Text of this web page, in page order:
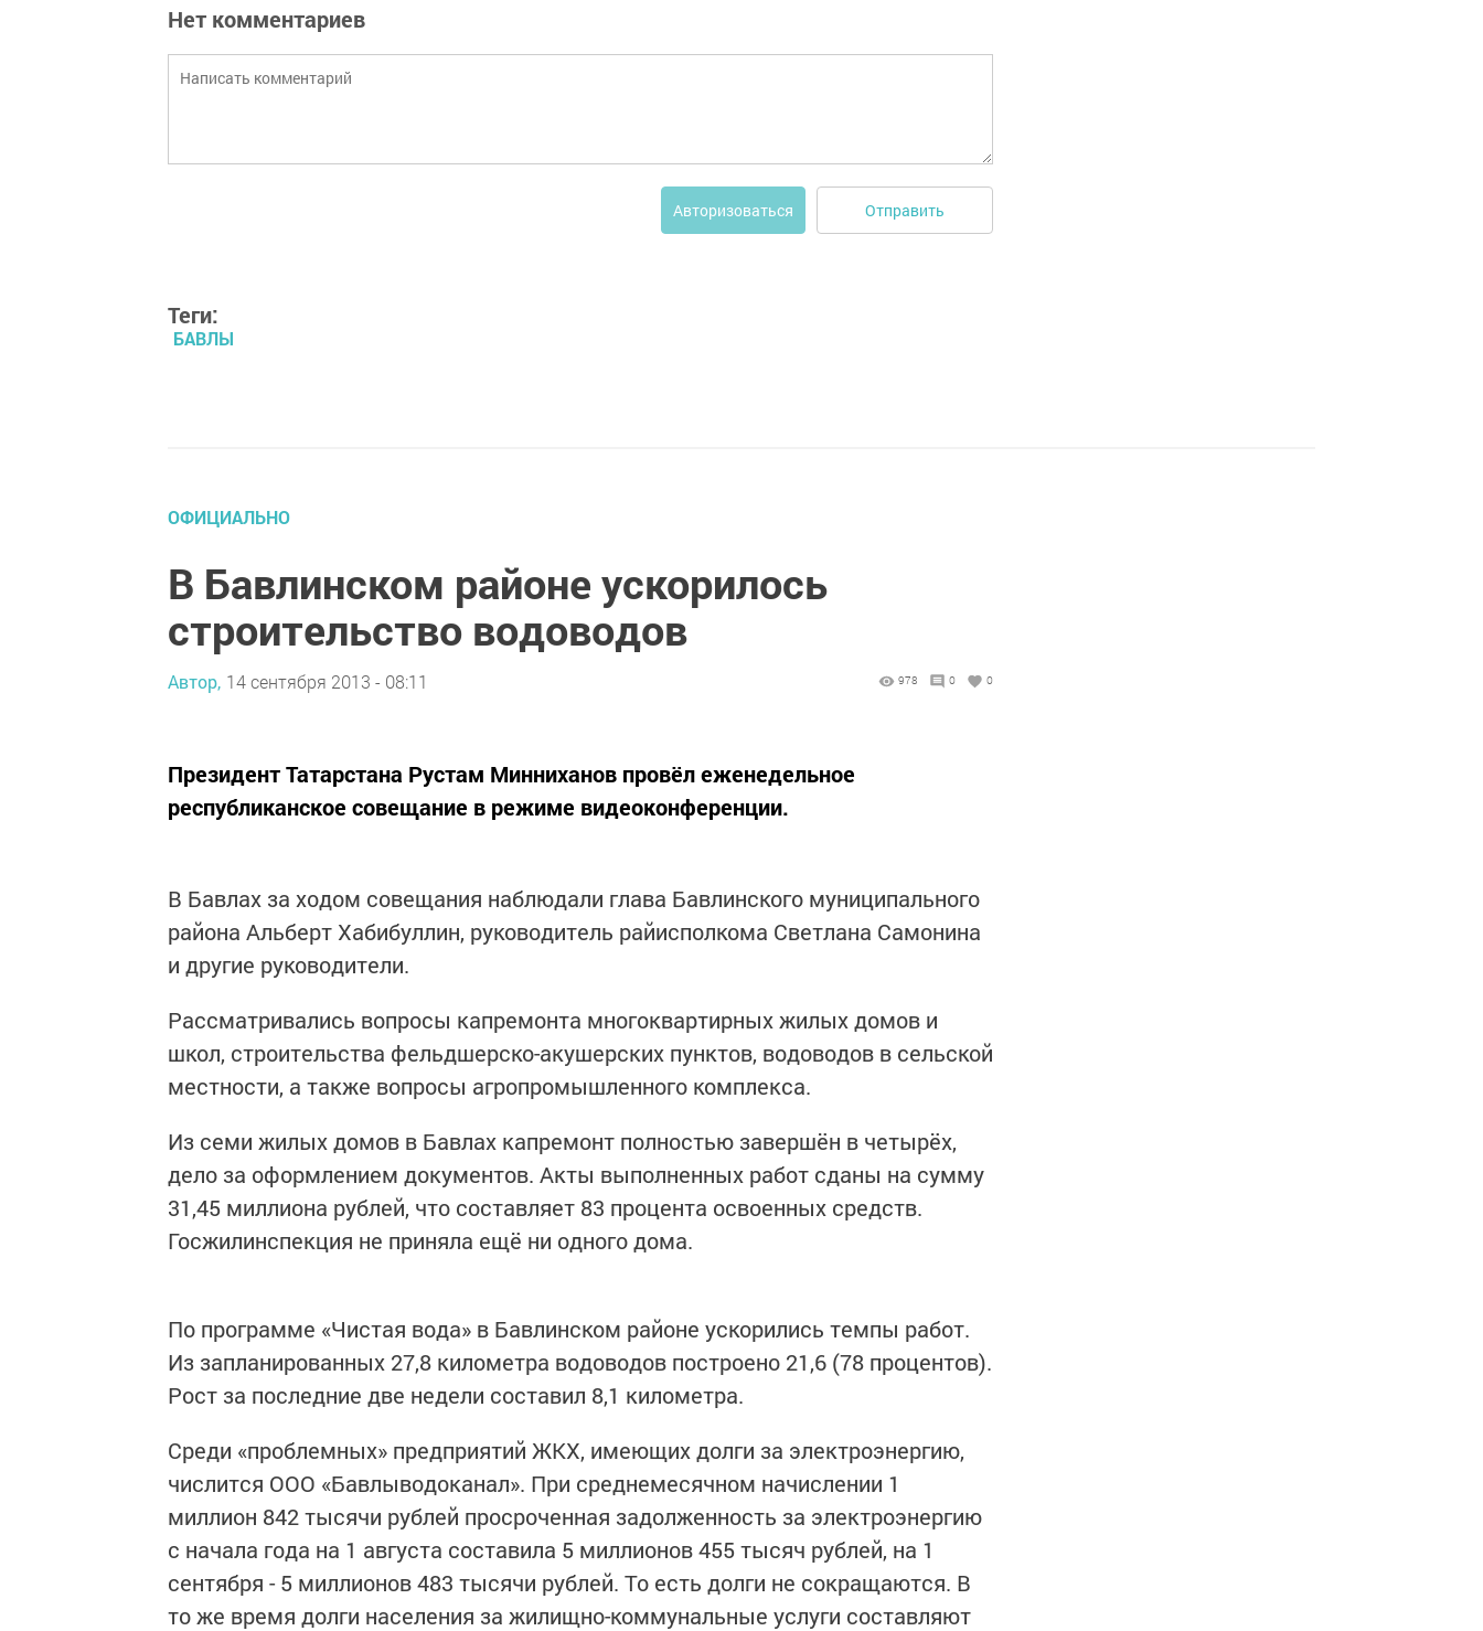
Нет комментариев
Авторизоваться Отправить
Теги:
БАВЛЫ
ОФИЦИАЛЬНО
В Бавлинском районе ускорилось
строительство водоводов
Автор, 14 сентября 2013 - 08:11 978 0 0
Президент Татарстана Рустам Минниханов провёл еженедельное
республиканское совещание в режиме видеоконференции.
В Бавлах за ходом совещания наблюдали глава Бавлинского муниципального
района Альберт Хабибуллин, руководитель райисполкома Светлана Самонина
и другие руководители.
Рассматривались вопросы капремонта многоквартирных жилых домов и
школ, строительства фельдшерско-акушерских пунктов, водоводов в сельской
местности, а также вопросы агропромышленного комплекса.
Из семи жилых домов в Бавлах капремонт полностью завершён в четырёх,
дело за оформлением документов. Акты выполненных работ сданы на сумму
31,45 миллиона рублей, что составляет 83 процента освоенных средств.
Госжилинспекция не приняла ещё ни одного дома.
По программе «Чистая вода» в Бавлинском районе ускорились темпы работ.
Из запланированных 27,8 километра водоводов построено 21,6 (78 процентов).
Рост за последние две недели составил 8,1 километра.
Среди «проблемных» предприятий ЖКХ, имеющих долги за электроэнергию,
числится ООО «Бавлыводоканал». При среднемесячном начислении 1
миллион 842 тысячи рублей просроченная задолженность за электроэнергию
с начала года на 1 августа составила 5 миллионов 455 тысяч рублей, на 1
сентября - 5 миллионов 483 тысячи рублей. То есть долги не сокращаются. В
то же время долги населения за жилищно-коммунальные услуги составляют